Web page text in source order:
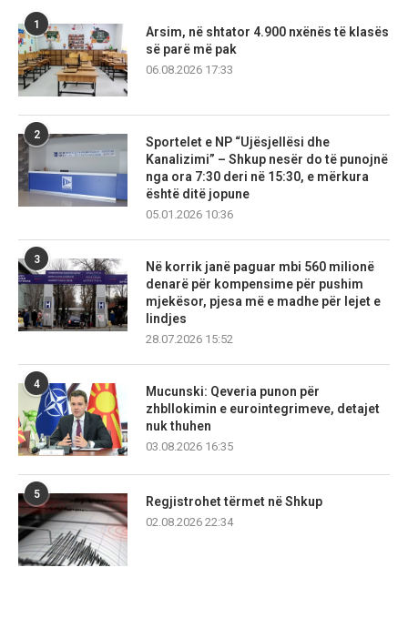
1
Arsim, në shtator 4.900 nxënës të klasës
së parë më pak
06.08.2026 17:33
2
Sportelet e NP “Ujësjellësi dhe
Kanalizimi” – Shkup nesër do të punojnë
nga ora 7:30 deri në 15:30, e mërkura
është ditë jopune
05.01.2026 10:36
3
Në korrik janë paguar mbi 560 milionë
denarë për kompensime për pushim
mjekësor, pjesa më e madhe për lejet e
lindjes
28.07.2026 15:52
4
Mucunski: Qeveria punon për
zhbllokimin e eurointegrimeve, detajet
nuk thuhen
03.08.2026 16:35
5
Regjistrohet tërmet në Shkup
02.08.2026 22:34